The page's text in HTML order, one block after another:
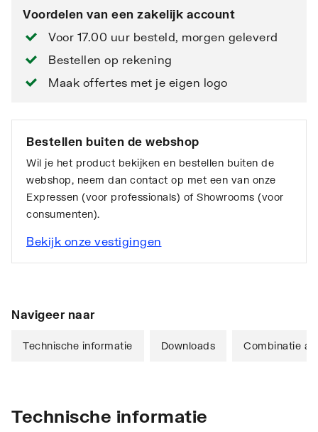
Voordelen van een zakelijk account
Voor 17.00 uur besteld, morgen geleverd
Bestellen op rekening
Maak offertes met je eigen logo
Bestellen buiten de webshop
Wil je het product bekijken en bestellen buiten de
webshop, neem dan contact op met een van onze
Expressen (voor professionals) of Showrooms (voor
consumenten).
Bekijk onze vestigingen
Navigeer naar
Technische informatie Downloads Combinatie
Technische informatie